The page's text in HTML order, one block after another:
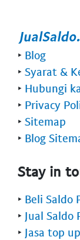
‣ Blog
‣ Syarat &
‣ Hubungi
‣ Privacy
‣ Sitemap
‣ Blog
Stay in
‣ Beli Saldo
‣ Jual Saldo
‣ Jasa top